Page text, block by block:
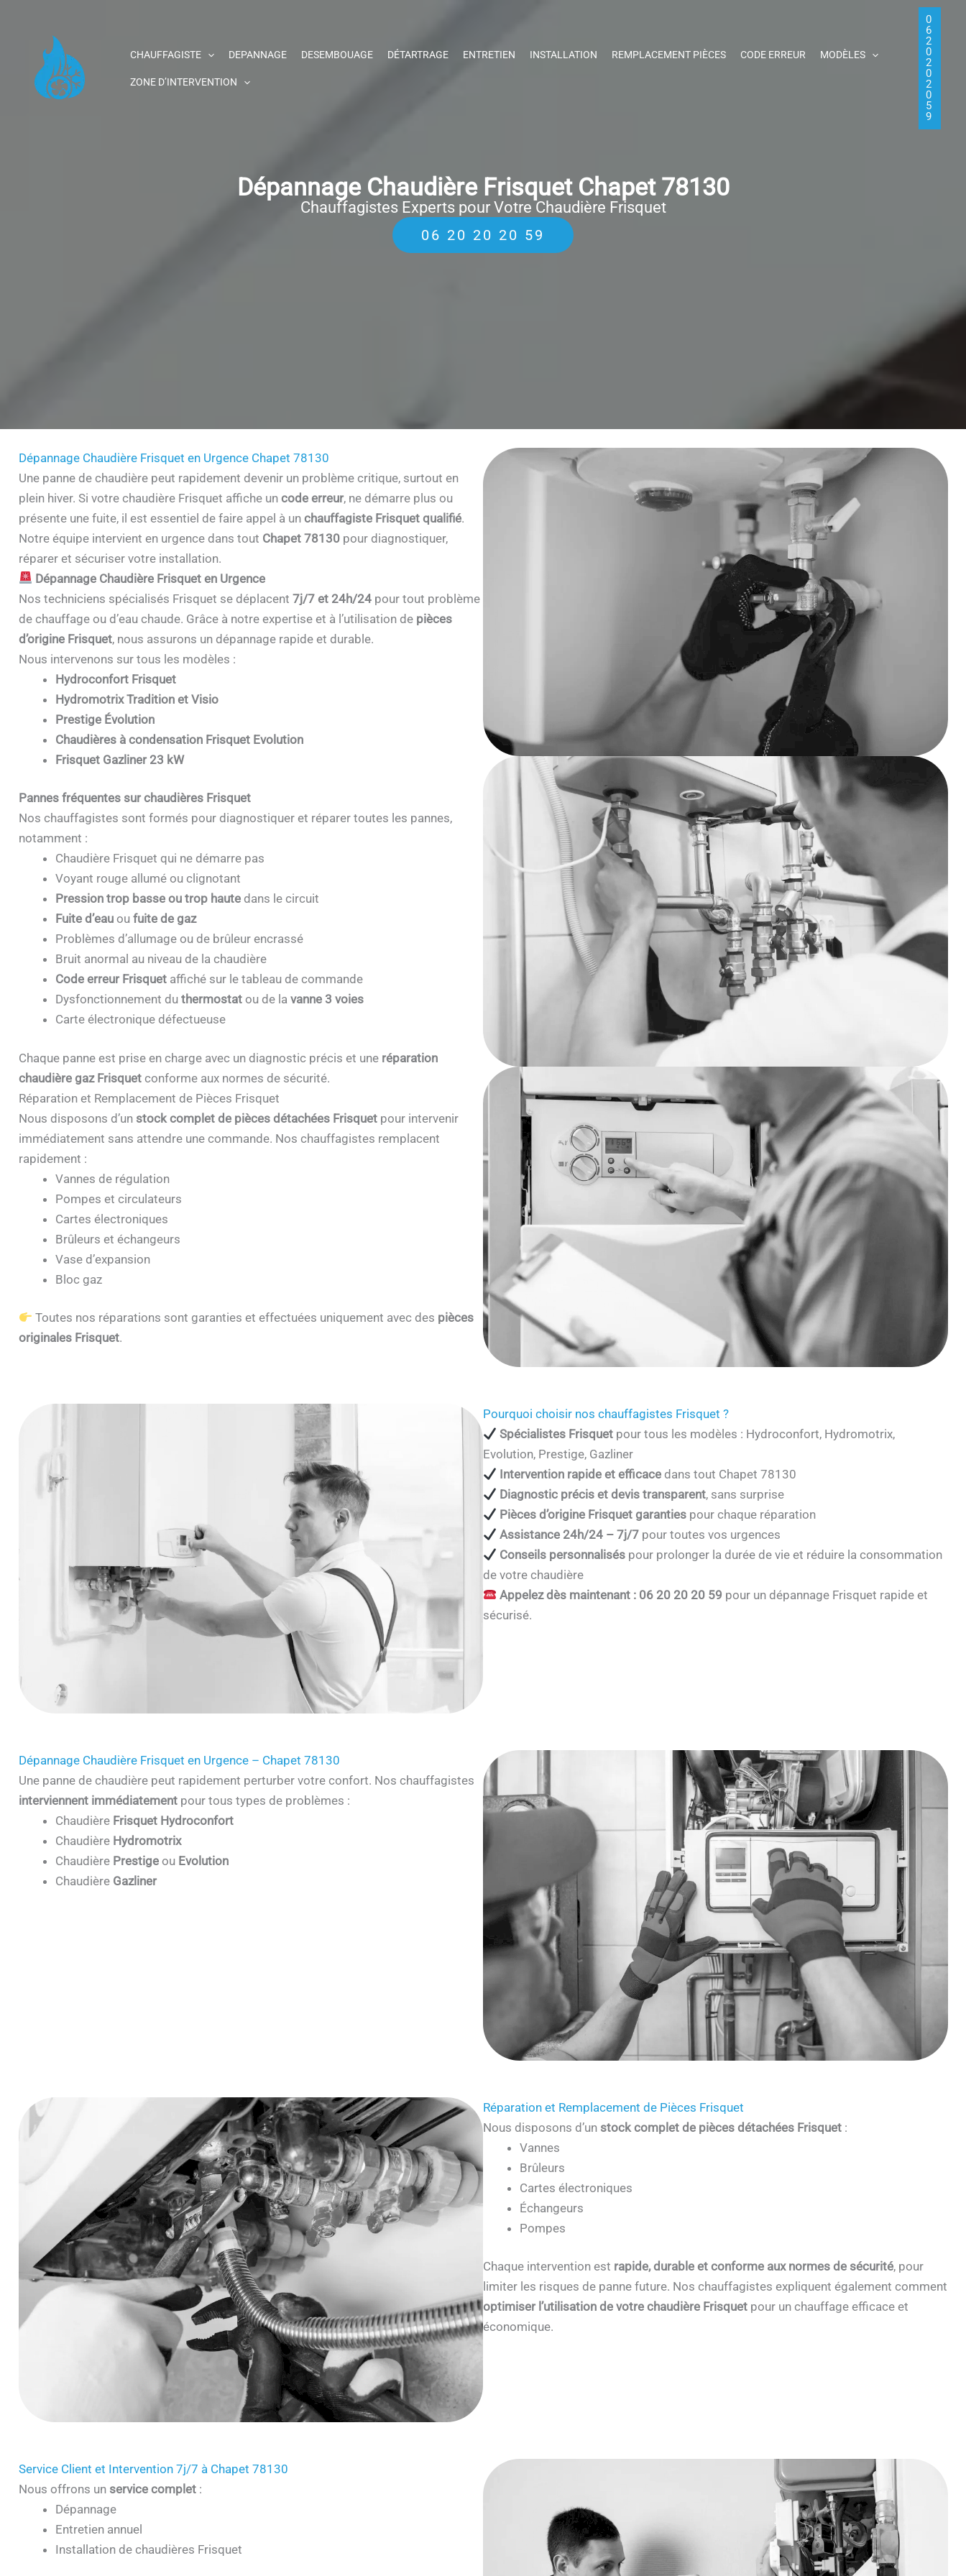
contenu
CHAUFFAGISTE DEPANNAGE DESEMBOUAGE DÉTARTRAGE ENTRETIEN INSTALLATION REMPLACEMENT PIÈCES CODE ERREUR MODÈLES
ZONE D’INTERVENTION
0
6
2
0
2
0
2
0
5
9
Dépannage Chaudière Frisquet Chapet 78130
Chauffagistes Experts pour Votre Chaudière Frisquet
06 20 20 20 59
Dépannage Chaudière Frisquet en Urgence Chapet 78130
Une panne de chaudière peut rapidement devenir un problème critique, surtout en
plein hiver. Si votre chaudière Frisquet affiche un code erreur, ne démarre plus ou
présente une fuite, il est essentiel de faire appel à un chauffagiste Frisquet qualifié.
Notre équipe intervient en urgence dans tout Chapet 78130pour diagnostiquer,
réparer et sécuriser votre installation.
Dépannage Chaudière Frisquet en Urgence
Nos techniciens spécialisés Frisquet se déplacent 7j/7 et 24h/24pour tout problème
de chauffage ou d’eau chaude. Grâce à notre expertise et à l’utilisation de pièces
d’origine Frisquet, nous assurons un dépannage rapide et durable.
Nous intervenons sur tous les modèles :
Hydroconfort Frisquet
Hydromotrix Tradition et Visio
Prestige Évolution
Chaudières à condensation Frisquet Evolution
Frisquet Gazliner 23 kW
Pannes fréquentes sur chaudières Frisquet
Nos chauffagistes sont formés pour diagnostiquer et réparer toutes les pannes,
notamment :
Chaudière Frisquet qui ne démarre pas
Voyant rouge allumé ou clignotant
Pression trop basse ou trop hautedans le circuit
Fuite d’eauou fuite de gaz
Problèmes d’allumage ou de brûleur encrassé
Bruit anormal au niveau de la chaudière
Code erreur Frisquetaffiché sur le tableau de commande
Dysfonctionnement du thermostatou de la vanne 3 voies
Carte électronique défectueuse
Chaque panne est prise en charge avec un diagnostic précis et une réparation
chaudière gaz Frisquetconforme aux normes de sécurité.
Réparation et Remplacement de Pièces Frisquet
Nous disposons d’un stock complet de pièces détachées Frisquetpour intervenir
immédiatement sans attendre une commande. Nos chauffagistes remplacent
rapidement :
Vannes de régulation
Pompes et circulateurs
Cartes électroniques
Brûleurs et échangeurs
Vase d’expansion
Bloc gaz
Toutes nos réparations sont garanties et effectuées uniquement avec des pièces
originales Frisquet.
Pourquoi choisir nos chauffagistes Frisquet ?
Spécialistes Frisquet pour tous les modèles : Hydroconfort, Hydromotrix,
Evolution, Prestige, Gazliner
Intervention rapide et efficace dans tout Chapet 78130
Diagnostic précis et devis transparent, sans surprise
Pièces d’origine Frisquet garanties pour chaque réparation
Assistance 24h/24 – 7j/7 pour toutes vos urgences
Conseils personnalisés pour prolonger la durée de vie et réduire la consommation
de votre chaudière
Appelez dès maintenant : 06 20 20 20 59 pour un dépannage Frisquet rapide et
sécurisé.
Dépannage Chaudière Frisquet en Urgence – Chapet 78130
Une panne de chaudière peut rapidement perturber votre confort. Nos chauffagistes
interviennent immédiatementpour tous types de problèmes :
Chaudière Frisquet Hydroconfort
Chaudière Hydromotrix
Chaudière Prestigeou Evolution
Chaudière Gazliner
Réparation et Remplacement de Pièces Frisquet
Nous disposons d’un stock complet de pièces détachées Frisquet :
Vannes
Brûleurs
Cartes électroniques
Échangeurs
Pompes
Chaque intervention est rapide, durable et conforme aux normes de sécurité, pour
limiter les risques de panne future. Nos chauffagistes expliquent également comment
optimiser l’utilisation de votre chaudière Frisquet pour un chauffage efficace et
économique.
Service Client et Intervention 7j/7 à Chapet 78130
Nous offrons un service complet:
Dépannage
Entretien annuel
Installation de chaudières Frisquet